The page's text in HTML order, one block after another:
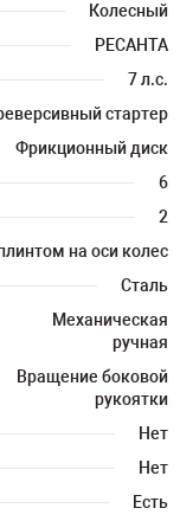
Колесный
РЕСАНТА
7 л.с.
стартер
Фрикционный диск
6
2
на оси колес
Сталь
Механическая
ручная
Вращение боковой
рукоятки
Нет
Нет
Есть